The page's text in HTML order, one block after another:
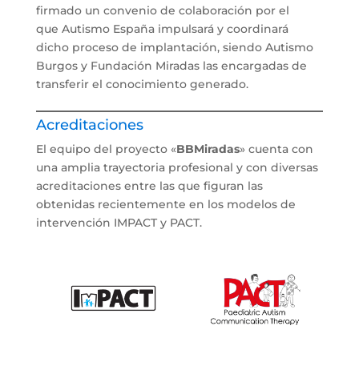
firmado un convenio de colaboración por el
que Autismo España impulsará y coordinará
dicho proceso de implantación, siendo Autismo
Burgos y Fundación Miradas las encargadas de
transferir el conocimiento generado.
Acreditaciones
El equipo del proyecto «BBMiradas» cuenta con
una amplia trayectoria profesional y con diversas
acreditaciones entre las que figuran las
obtenidas recientemente en los modelos de
intervención IMPACT y PACT.